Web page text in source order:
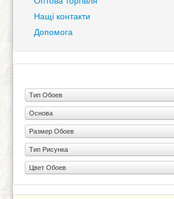
Нащі контакти
Допомога
Тип Обоев
Основа
Размер Обоев
Тип Рисунка
Цвет Обоев